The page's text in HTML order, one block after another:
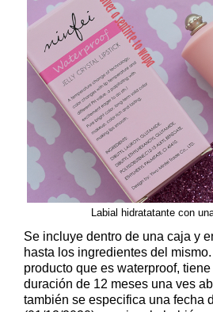
Labial hidratatante con
Se incluye dentro de una caja y
hasta los ingredientes del
producto que es waterproof,
duración de 12 meses una ves
también se especifica una fecha